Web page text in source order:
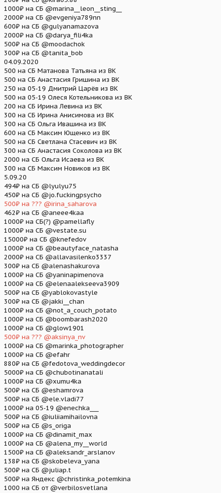
1000₽ на СБ @marina__leon__sting__
2000₽ на СБ @evgeniya789nn
600₽ на СБ @gulyanamazova
2000₽ на СБ @darya_fili4ka
500₽ на СБ @moodachok
300₽ на СБ @tanita_bob
04.09.2020
500 на СБ Матанова Татьяна из ВК
500 на СБ Анастасия Гришина из ВК
250 на 05-19 Дмитрий Царёв из ВК
500 на 05-19 Олеся Котельникова из ВК
200 на СБ Ирина Левина из ВК
300 на СБ Ирина Анисимова из ВК
300 на СБ Ольга Ивашина из ВК
600 на СБ Максим Ющенко из ВК
500 на СБ Светлана Стасевич из ВК
300 на СБ Анастасия Соколова из ВК
2000 на СБ Ольга Исаева из ВК
300 на СБ Максим Новиков из ВК
5.09.20
494₽ на СБ @lyulyu75
450₽ на СБ @jo.fuckingpsycho
500₽ на ??? @irina_saharova
462₽ на СБ @aneee4kaa
1000₽ на СБ(?) @pamellafly
1000₽ на СБ @vestate.su
15000₽ на СБ @knefedov
1000₽ на СБ @beautyface_natasha
2000₽ на СБ @allavasilenko3337
300₽ на СБ @alenashakurova
1000₽ на СБ @yaninapimenova
1000₽ на СБ @elenaalekseeva3909
500₽ на СБ @yablokovastyle
300₽ на СБ @jakki__chan
1000₽ на СБ @not_a_couch_potato
1000₽ на СБ @boombarash2020
1000₽ на СБ @glow1901
500₽ на ??? @aksinya_nv
1000₽ на СБ @marinka_photographer
1000₽ на СБ @efahr
880₽ на СБ @fedotova_weddingdecor
5000₽ на СБ @chubotinanatali
1000₽ на СБ @xumu4ka
500₽ на СБ @eshamrova
500₽ на СБ @ele.vladi77
1000₽ на 05-19 @enechka___
500₽ на СБ @iuliiamihailovna
500₽ на СБ @s_origa
1000₽ на СБ @dinamit_max
1000₽ на СБ @alena_my__world
1500₽ на СБ @aleksandr_arslanov
138₽ на СБ @skobeleva_yana
500₽ на СБ @juliap.t
500₽ на Яндекс @christinka_potemkina
1000 на СБ от @verbilosvetlana